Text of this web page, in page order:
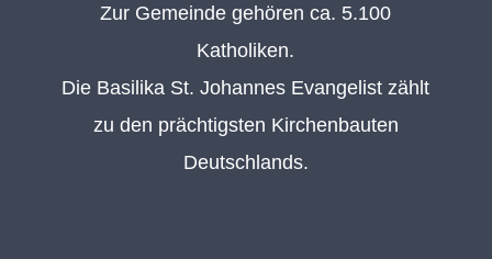
Zur Gemeinde gehören ca. 5.100
Katholiken.
Die Basilika St. Johannes Evangelist zählt
zu den prächtigsten Kirchenbauten
Deutschlands.